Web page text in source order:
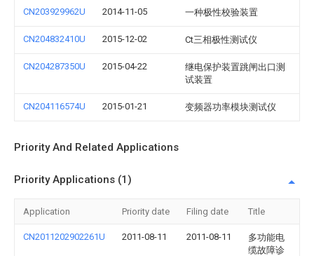
CN203929962U 2014-11-05 一种极性校验装置
CN204832410U 2015-12-02 Ct三相极性测试仪
CN204287350U 2015-04-22
继电保护装置跳闸出口测
试装置
CN204116574U 2015-01-21 变频器功率模块测试仪
Priority And Related Applications
Priority Applications (1)
Application Priority date Filing date Title
CN2011202902261U 2011-08-11 2011-08-11
多功能电
缆故障诊